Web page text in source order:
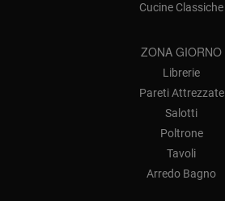
Cucine Classiche
ZONA GIORNO
Librerie
Pareti Attrezzate
Salotti
Poltrone
Tavoli
Arredo Bagno